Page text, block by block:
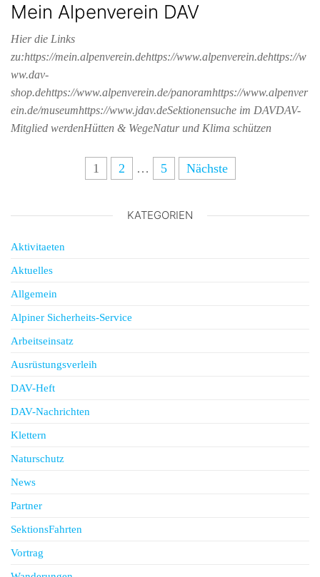
Mein Alpenverein DAV
Hier die Links
zu:https://mein.alpenverein.dehttps://www.alpenverein.dehttps://w
ww.dav-
shop.dehttps://www.alpenverein.de/panoramhttps://www.alpenver
ein.de/museumhttps://www.jdav.deSektionensuche im DAVDAV-
Mitglied werdenHütten & WegeNatur und Klima schützen
1 2 … 5 Nächste
KATEGORIEN
Aktivitaeten
Aktuelles
Allgemein
Alpiner Sicherheits-Service
Arbeitseinsatz
Ausrüstungsverleih
DAV-Heft
DAV-Nachrichten
Klettern
Naturschutz
News
Partner
SektionsFahrten
Vortrag